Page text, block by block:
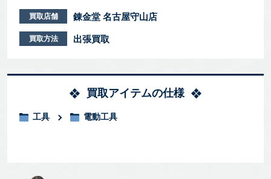
買取店舗 錬金堂 名古屋守山店
買取方法 出張買取
買取アイテムの仕様
工具 電動工具